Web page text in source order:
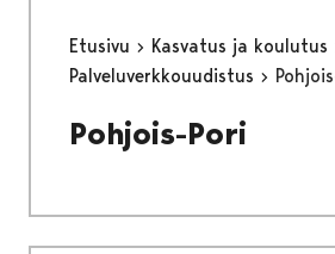
Etusivu
Kasvatus ja koulutus
Palveluverkkouudistus
Pohjois-Pori